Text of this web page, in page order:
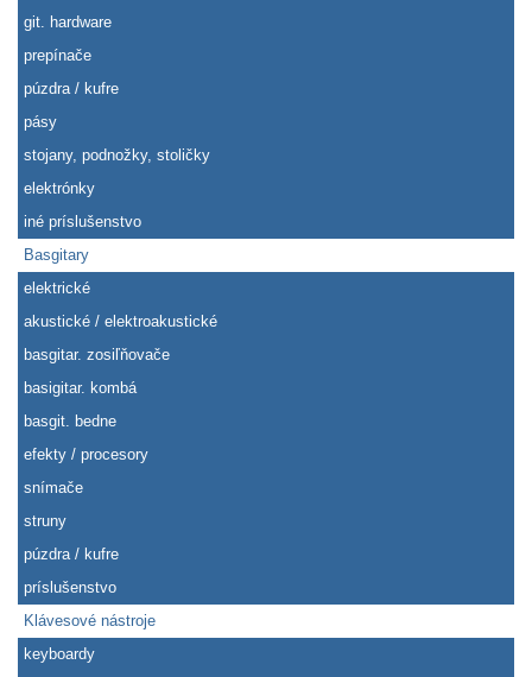
git. hardware
prepínače
púzdra / kufre
pásy
stojany, podnožky, stoličky
elektrónky
iné príslušenstvo
Basgitary
elektrické
akustické / elektroakustické
basgitar. zosiľňovače
basigitar. kombá
basgit. bedne
efekty / procesory
snímače
struny
púzdra / kufre
príslušenstvo
Klávesové nástroje
keyboardy